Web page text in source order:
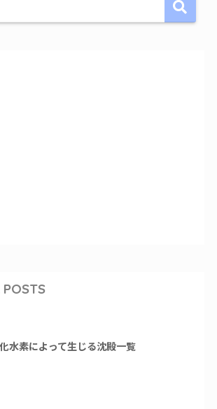
POSTS
水素によって生じる沈殿一覧